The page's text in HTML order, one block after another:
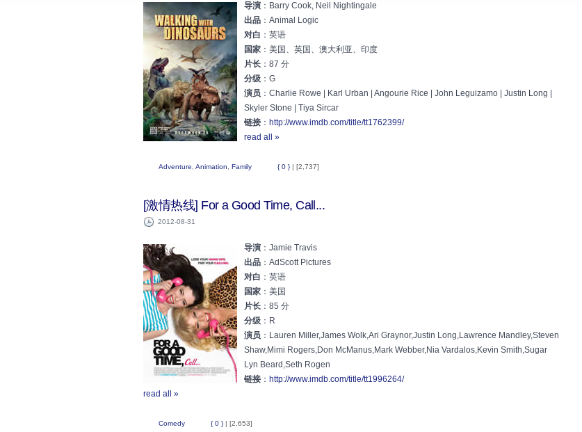
导演 ：Barry Cook, Neil Nightingale
出品 ：Animal Logic
对白 ：英语
国家 ：美国、英国、澳大利亚、印度
片长 ：87 分
分级 ：G
演员 ：Charlie Rowe | Karl Urban | Angourie Rice | John Leguizamo | Justin Long |
Skyler Stone | Tiya Sircar
链接 ： http://www.imdb.com/title/tt1762399/
read all »
Adventure Animation Family { 0 } | [2,737]
[激情热线] For a Good Time, Call...
2012-08-31
导演 ：Jamie Travis
出品 ：AdScott Pictures
对白 ：英语
国家 ：美国
片长 ：85 分
分级 ：R
演员 ：Lauren Miller,James Wolk,Ari Graynor,Justin Long,Lawrence Mandley,Steven
Shaw,Mimi Rogers,Don McManus,Mark Webber,Nia Vardalos,Kevin Smith,Sugar
Lyn Beard,Seth Rogen
链接 ： http://www.imdb.com/title/tt1996264/
read all »
Comedy { 0 } | [2,653]